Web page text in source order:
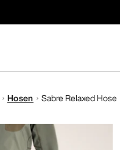
Hosen Sabre Relaxed Hose